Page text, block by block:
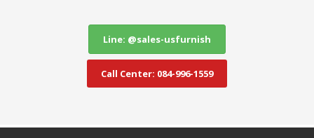
Line: @sales-usfurnish
Call Center: 084-996-1559